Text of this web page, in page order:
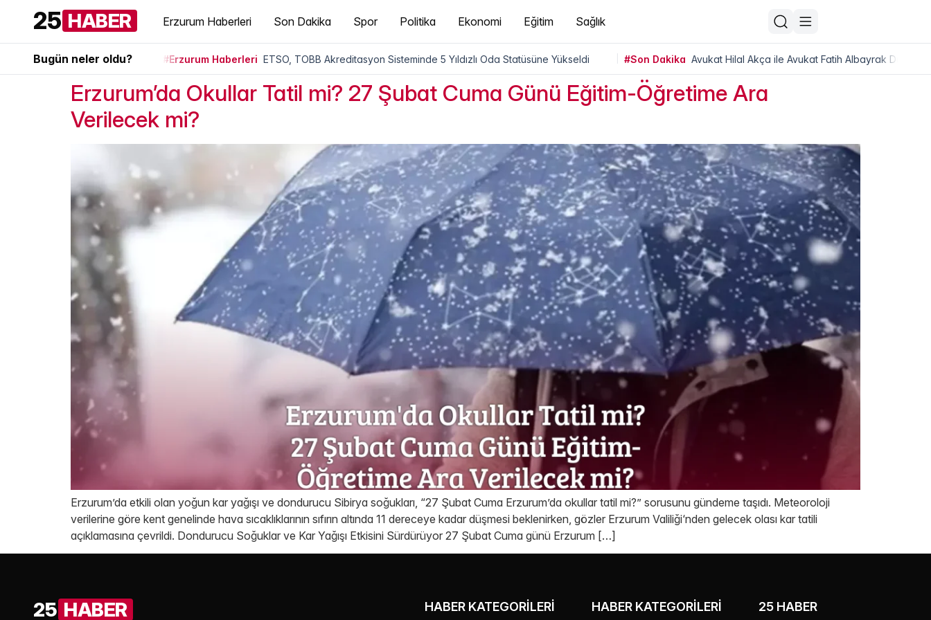
25 HABER Erzurum Haberleri Son Dakika Spor Politika Ekonomi Eğitim Sağlık
Bugün neler oldu? #Erzurum Haberleri ETSO, TOBB Akreditasyon Sisteminde 5 Yıldızlı Oda Statüsüne Yükseldi #Son Dakika Avukat Hilal Akça ile Avukat Fatih Albayrak Dünya
Erzurum’da Okullar Tatil mi? 27 Şubat Cuma Günü Eğitim-Öğretime Ara
Verilecek mi?
Erzurum’da etkili olan yoğun kar yağışı ve dondurucu Sibirya soğukları, “27 Şubat Cuma Erzurum’da okullar tatil mi?” sorusunu gündeme taşıdı. Meteoroloji
verilerine göre kent genelinde hava sıcaklıklarının sıfırın altında 11 dereceye kadar düşmesi beklenirken, gözler Erzurum Valiliği‘nden gelecek olası kar tatili
açıklamasına çevrildi. Dondurucu Soğuklar ve Kar Yağışı Etkisini Sürdürüyor 27 Şubat Cuma günü Erzurum […]
25 HABER HABER KATEGORILERI HABER KATEGORILERI 25 HABER